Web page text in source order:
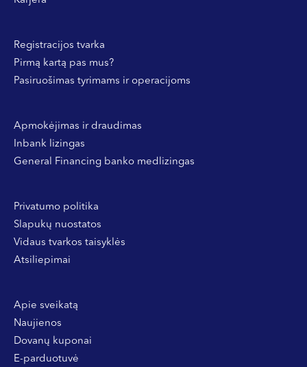
Registracijos tvarka
Pirmą kartą pas mus?
Pasiruošimas tyrimams ir operacijoms
Apmokėjimas ir draudimas
Inbank lizingas
General Financing banko medlizingas
Privatumo politika
Slapukų nuostatos
Vidaus tvarkos taisyklės
Atsiliepimai
Apie sveikatą
Naujienos
Dovanų kuponai
E-parduotuvė